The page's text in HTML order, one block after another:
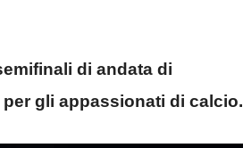
di andata di
gli appassionati di calcio.